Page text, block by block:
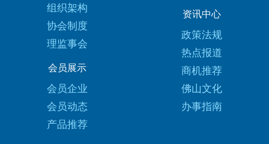
组织架构
协会制度
理监事会
资讯中心
政策法规
热点报道
商机推荐
佛山文化
办事指南
会员展示
会员企业
会员动态
产品推荐